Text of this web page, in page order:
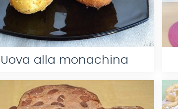
Uova alla monachina